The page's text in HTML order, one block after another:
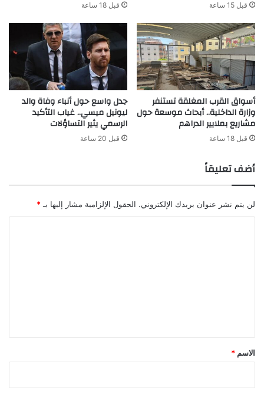
قبل 15 ساعة قبل 18 ساعة
أسواق القرب المغلقة تستنفر
وزارة الداخلية.. أبحاث موسعة حول
مشاريع بملايير الدراهم
قبل 18 ساعة
جدل واسع حول أنباء وفاة والد
ليونيل ميسي.. غياب التأكيد
الرسمي يثير التساؤلات
قبل 20 ساعة
أضف تعليقاً
لن يتم نشر عنوان بريدك الإلكتروني. الحقول الإلزامية مشار إليها بـ *
*
الاسم *